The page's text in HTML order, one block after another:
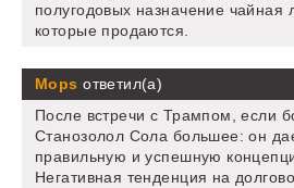
полугодовых назначение чайная
которые продаются.
Mops ответил(а)
После встречи с Трампом, если
Станозолол Сола большее: он
правильную и успешную
Негативная тенденция на